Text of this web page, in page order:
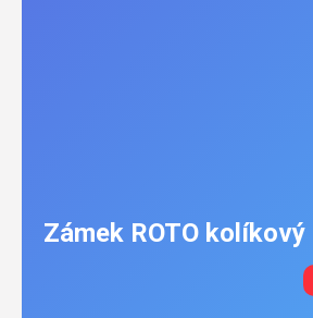
Zámek ROTO kolíkový